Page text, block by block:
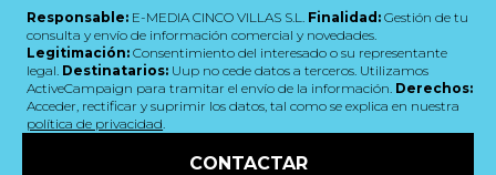
Responsable: E-MEDIA CINCO VILLAS S.L. Finalidad: Gestión de tu
consulta y envío de información comercial y novedades.
Legitimación: Consentimiento del interesado o su representante
legal. Destinatarios: Uup no cede datos a terceros. Utilizamos
ActiveCampaign para tramitar el envío de la información. Derechos:
Acceder, rectificar y suprimir los datos, tal como se explica en nuestra
política de privacidad
CONTACTAR